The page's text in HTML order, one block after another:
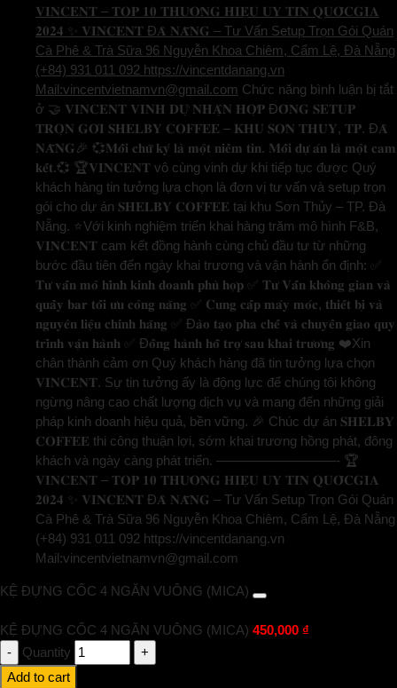
𝐕𝐈𝐍𝐂𝐄𝐍𝐓 – 𝐓𝐎𝐏 𝟏𝟎 𝐓𝐇𝐔̛𝐎̛𝐍𝐆 𝐇𝐈𝐄̣̂𝐔 𝐔𝐘 𝐓𝐈́𝐍 𝐐𝐔𝐎̂́𝐂𝐆𝐈𝐀
𝟐𝟎𝟐𝟒 ✨ 𝐕𝐈𝐍𝐂𝐄𝐍𝐓 Đ𝐀̀ 𝐍𝐀̆̃𝐍𝐆 – Tư Vấn Setup Trọn Gói Quán
Cà Phê & Trà Sữa 96 Nguyễn Khoa Chiêm, Cẩm Lệ, Đà Nẵng
(+84) 931 011 092 https://vincentdanang.vn
Mail:vincentvietnamvn@gmail.com Chức năng bình luận bị tắt
ở 🤝 𝐕𝐈𝐍𝐂𝐄𝐍𝐓 𝐕𝐈𝐍𝐇 𝐃𝐔̛̣ 𝐍𝐇𝐀̣̂𝐍 𝐇𝐎̛̣𝐏 Đ𝐎̂̀𝐍𝐆 𝐒𝐄𝐓𝐔𝐏
𝐓𝐑𝐎̣𝐍 𝐆𝐎́𝐈 𝐒𝐇𝐄𝐋𝐁𝐘 𝐂𝐎𝐅𝐅𝐄𝐄 – 𝐊𝐇𝐔 𝐒𝐎̛𝐍 𝐓𝐇𝐔̉𝐘, 𝐓𝐏. Đ𝐀̀
𝐍𝐀̆̃𝐍𝐆🎉 💞𝐌𝐨̂̃𝐢 𝐜𝐡𝐮̛̃ 𝐤𝐲́ 𝐥𝐚̀ 𝐦𝐨̣̂𝐭 𝐧𝐢𝐞̂̀𝐦 𝐭𝐢𝐧. 𝐌𝐨̂̃𝐢 𝐝𝐮̛̣ 𝐚́𝐧 𝐥𝐚̀ 𝐦𝐨̣̂𝐭 𝐜𝐚𝐦
𝐤𝐞̂́𝐭.💞 🏆𝐕𝐈𝐍𝐂𝐄𝐍𝐓 vô cùng vinh dự khi tiếp tục được Quý
khách hàng tin tưởng lựa chọn là đơn vị tư vấn và setup trọn
gói cho dự án 𝐒𝐇𝐄𝐋𝐁𝐘 𝐂𝐎𝐅𝐅𝐄𝐄 tại khu Sơn Thủy – TP. Đà
Nẵng. ⭐️Với kinh nghiệm triển khai hàng trăm mô hình F&B,
𝐕𝐈𝐍𝐂𝐄𝐍𝐓 cam kết đồng hành cùng chủ đầu tư từ những
bước đầu tiên đến ngày khai trương và vận hành ổn định: ✅
𝐓𝐮̛ 𝐯𝐚̂́𝐧 𝐦𝐨̂ 𝐡𝐢̀𝐧𝐡 𝐤𝐢𝐧𝐡 𝐝𝐨𝐚𝐧𝐡 𝐩𝐡𝐮̀ 𝐡𝐨̛̣𝐩 ✅ 𝐓𝐮̛ 𝐕𝐚̂́𝐧 𝐤𝐡𝐨̂𝐧𝐠 𝐠𝐢𝐚𝐧 𝐯𝐚̀
𝐪𝐮𝐚̂̀𝐲 𝐛𝐚𝐫 𝐭𝐨̂́𝐢 𝐮̛𝐮 𝐜𝐨̂𝐧𝐠 𝐧𝐚̆𝐧𝐠 ✅ 𝐂𝐮𝐧𝐠 𝐜𝐚̂́𝐩 𝐦𝐚́𝐲 𝐦𝐨́𝐜, 𝐭𝐡𝐢𝐞̂́𝐭 𝐛𝐢̣ 𝐯𝐚̀
𝐧𝐠𝐮𝐲𝐞̂𝐧 𝐥𝐢𝐞̣̂𝐮 𝐜𝐡𝐢́𝐧𝐡 𝐡𝐚̃𝐧𝐠 ✅ Đ𝐚̀𝐨 𝐭𝐚̣𝐨 𝐩𝐡𝐚 𝐜𝐡𝐞̂́ 𝐯𝐚̀ 𝐜𝐡𝐮𝐲𝐞̂̉𝐧 𝐠𝐢𝐚𝐨 𝐪𝐮𝐲
𝐭𝐫𝐢̀𝐧𝐡 𝐯𝐚̣̂𝐧 𝐡𝐚̀𝐧𝐡 ✅ Đ𝐨̂̀𝐧𝐠 𝐡𝐚̀𝐧𝐡 𝐡𝐨̂̃ 𝐭𝐫𝐨̛̣ 𝐬𝐚𝐮 𝐤𝐡𝐚𝐢 𝐭𝐫𝐮̛𝐨̛𝐧𝐠 ❤️Xin
chân thành cảm ơn Quý khách hàng đã tin tưởng lựa chọn
𝐕𝐈𝐍𝐂𝐄𝐍𝐓. Sự tin tưởng ấy là động lực để chúng tôi không
ngừng nâng cao chất lượng dịch vụ và mang đến những giải
pháp kinh doanh hiệu quả, bền vững. 🎉 Chúc dự án 𝐒𝐇𝐄𝐋𝐁𝐘
𝐂𝐎𝐅𝐅𝐄𝐄 thi công thuận lợi, sớm khai trương hồng phát, đông
khách và ngày càng phát triển. —————————- 🏆
𝐕𝐈𝐍𝐂𝐄𝐍𝐓 – 𝐓𝐎𝐏 𝟏𝟎 𝐓𝐇𝐔̛𝐎̛𝐍𝐆 𝐇𝐈𝐄̣̂𝐔 𝐔𝐘 𝐓𝐈́𝐍 𝐐𝐔𝐎̂́𝐂𝐆𝐈𝐀
𝟐𝟎𝟐𝟒 ✨ 𝐕𝐈𝐍𝐂𝐄𝐍𝐓 Đ𝐀̀ 𝐍𝐀̆̃𝐍𝐆 – Tư Vấn Setup Trọn Gói Quán
Cà Phê & Trà Sữa 96 Nguyễn Khoa Chiêm, Cẩm Lệ, Đà Nẵng
(+84) 931 011 092 https://vincentdanang.vn
Mail:vincentvietnamvn@gmail.com
KỆ ĐỰNG CỐC 4 NGĂN VUÔNG (MICA)
KỆ ĐỰNG CỐC 4 NGĂN VUÔNG (MICA) 450,000 ₫
Quantity
Add to cart